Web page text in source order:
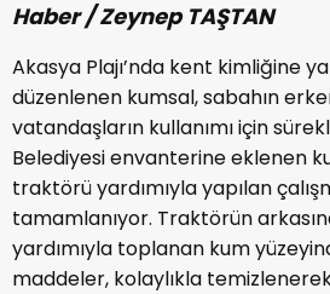
Haber / Zeynep TAŞTAN
Akasya Plajı’nda kent kimliğine
düzenlenen kumsal, sabahın
vatandaşların kullanımı için
Belediyesi envanterine eklenen
traktörü yardımıyla yapılan
tamamlanıyor. Traktörün
yardımıyla toplanan kum
maddeler, kolaylıkla